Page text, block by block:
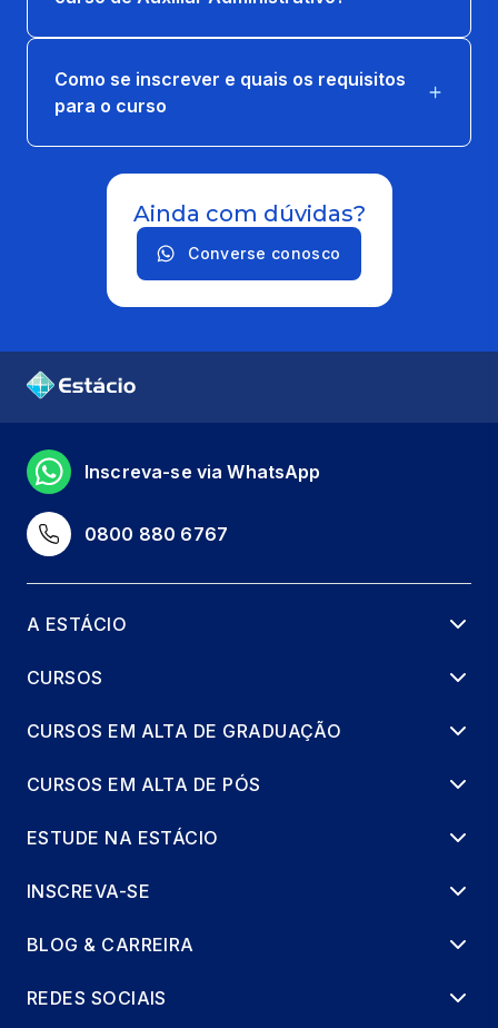
Como se inscrever e quais os requisitos
para o curso
Ainda com dúvidas?
Converse conosco
0800 880 6767
Inscreva-se via WhatsApp
A ESTÁCIO
CURSOS
CURSOS EM ALTA DE GRADUAÇÃO
CURSOS EM ALTA DE PÓS
ESTUDE NA ESTÁCIO
INSCREVA-SE
BLOG & CARREIRA
REDES SOCIAIS